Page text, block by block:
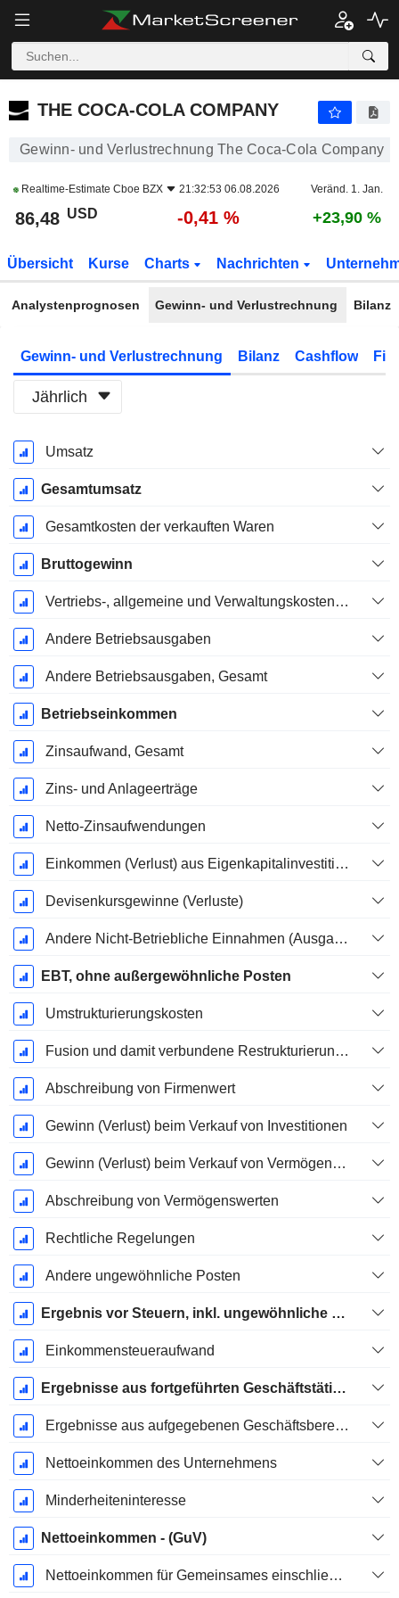
THE COCA-COLA COMPANY
THE COCA-COLA COMPANY
Gewinn- und Verlustrechnung The Coca-Cola Company
Realtime-Estimate Cboe BZX 21:32:53 06.08.2026 Veränd. 1. Jan.
86,48 USD -0,41 % +23,90 %
Übersicht Kurse Charts Nachrichten
Analystenprognosen Gewinn- und Verlustrechnung Bilanz
Gewinn- und Verlustrechnung Bilanz Cashflow
Jährlich
Ende d.
Geschäftsjahres:
Dezember
Umsatz
Gesamtumsatz
Gesamtkosten der verkauften Waren
Bruttogewinn
Vertriebs-, allgemeine und Verwaltungskosten, Gesamt
Andere Betriebsausgaben
Andere Betriebsausgaben, Gesamt
Betriebseinkommen
Zinsaufwand, Gesamt
Zins- und Anlageerträge
Netto-Zinsaufwendungen
Einkommen (Verlust) aus Eigenkapitalinvestitionen.
Devisenkursgewinne (Verluste)
Andere Nicht-Betriebliche Einnahmen (Ausgaben)
EBT, ohne außergewöhnliche Posten
Umstrukturierungskosten
Fusion und damit verbundene Restrukturierungskosten
Abschreibung von Firmenwert
Gewinn (Verlust) beim Verkauf von Investitionen
Gewinn (Verlust) beim Verkauf von Vermögenswerten
Abschreibung von Vermögenswerten
Rechtliche Regelungen
Andere ungewöhnliche Posten
Ergebnis vor Steuern, inkl. ungewöhnliche Posten
Einkommensteueraufwand
Ergebnisse aus fortgeführten Geschäftstätigkeiten
Ergebnisse aus aufgegebenen Geschäftsbereichen
Nettoeinkommen des Unternehmens
Minderheiteninteresse
Nettoeinkommen - (GuV)
Nettoeinkommen für Gemeinsames einschließlich außerordentlicher Posten